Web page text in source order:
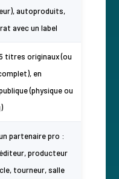
autoproduits,
avec un label
titres originaux (ou
en
(physique ou
partenaire pro :
producteur
tourneur, salle